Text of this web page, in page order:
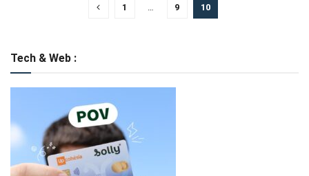
1 … 9 10
Tech & Web :